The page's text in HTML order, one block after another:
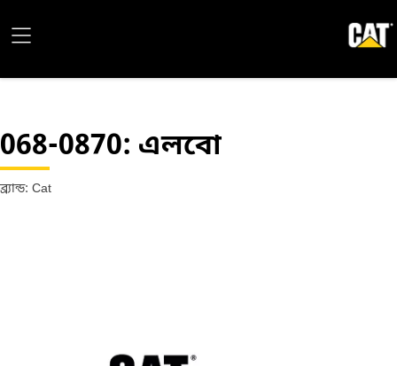
068-0870: এলবো
ব্র্যান্ড: Cat